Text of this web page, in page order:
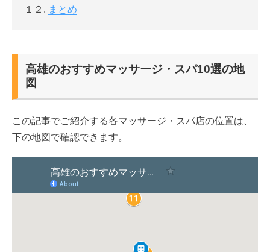
１２. まとめ
高雄のおすすめマッサージ・スパ10選の地
図
この記事でご紹介する各マッサージ・スパ店の位置は、
下の地図で確認できます。